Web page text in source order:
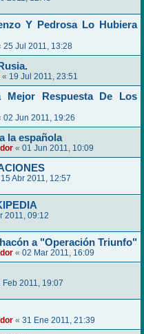
Y Pedrosa Lo Hubiera
25 Jul 2011, 13:28
« 19 Jul 2011, 23:51
Respuesta De Los
02 Jun 2011, 19:26
la española
« 01 Jun 2011, 10:09
15 Abr 2011, 12:57
2011, 09:12
a "Operación Triunfo"
« 02 Mar 2011, 16:09
Feb 2011, 19:07
« 31 Ene 2011, 21:39